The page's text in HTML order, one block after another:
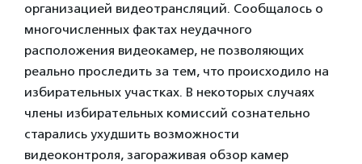
организацией видеотрансляций. Сообщалось о
многочисленных фактах неудачного
расположения видеокамер, не позволяющих
реально проследить за тем, что происходило на
избирательных участках. В некоторых случаях
члены избирательных комиссий сознательно
старались ухудшить возможности
видеоконтроля, загораживая обзор камер